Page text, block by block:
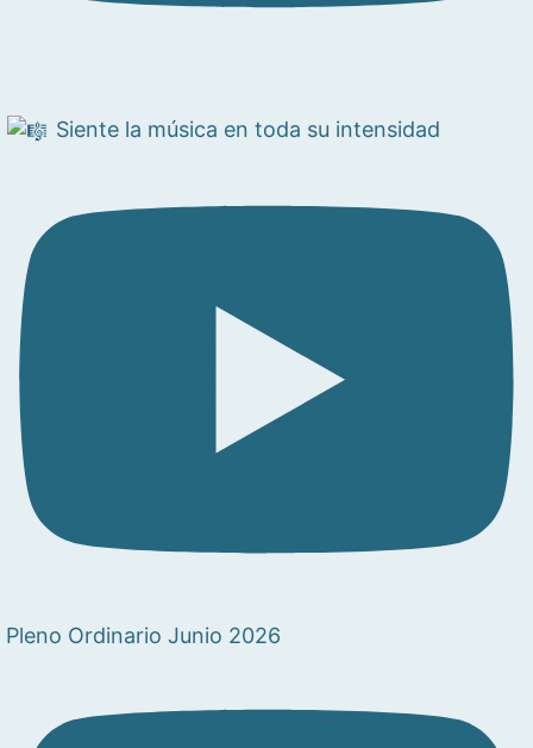
Siente la música en toda su intensidad
Pleno Ordinario Junio 2026